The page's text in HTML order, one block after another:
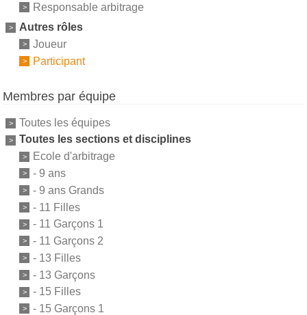
Responsable arbitrage
Autres rôles
Joueur
Participant
Membres par équipe
Toutes les équipes
Toutes les sections et disciplines
Ecole d'arbitrage
- 9 ans
- 9 ans Grands
- 11 Filles
- 11 Garçons 1
- 11 Garçons 2
- 13 Filles
- 13 Garçons
- 15 Filles
- 15 Garçons 1